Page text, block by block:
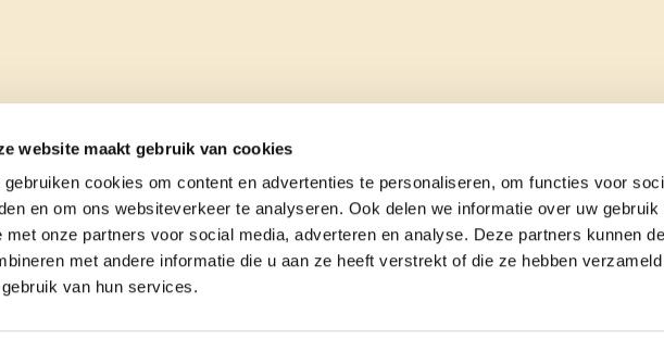
website maakt gebruik van cookies
gebruiken cookies om content en advertenties te personaliseren, om functies voor
en om ons websiteverkeer te analyseren. Ook delen we informatie over uw gebruik
met onze partners voor social media, adverteren en analyse. Deze partners kunnen
met andere informatie die u aan ze heeft verstrekt of die ze hebben
van hun services.